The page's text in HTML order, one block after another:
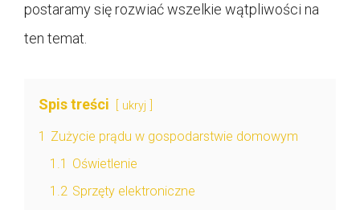
postaramy się rozwiać wszelkie wątpliwości na
ten temat.
Spis treści ukryj
1 Zużycie prądu w gospodarstwie domowym
1.1 Oświetlenie
1.2 Sprzęty elektroniczne